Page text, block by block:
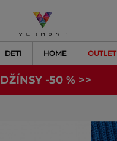
DETI HOME OUTLET
DŽÍNSY -50 % >>